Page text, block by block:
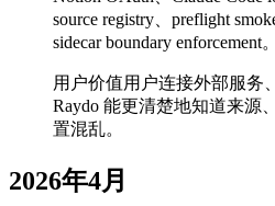
source registry、preflight
sidecar boundary enforcement。
用户价值用户连接外部服务
Raydo 能更清楚地知道来源
置混乱。
2026年4月